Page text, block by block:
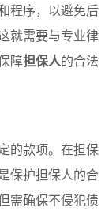
程序，以避免后
就需要与专业律
障担保人的合法
的款项。在担保
保护担保人的合
需确保不侵犯债